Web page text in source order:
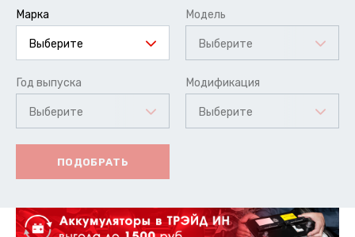
Марка
Выберите
Модель
Выберите
Год выпуска
Выберите
Модификация
Выберите
ПОДОБРАТЬ